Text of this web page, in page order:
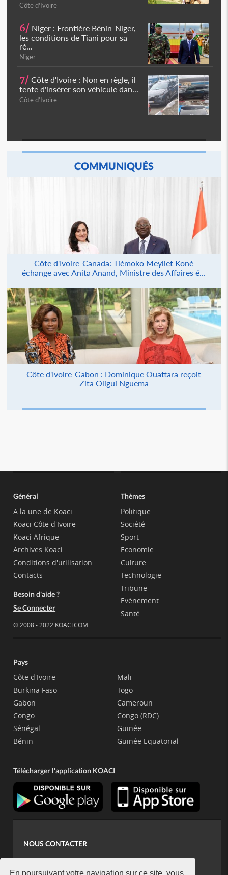
En poursuivant votre navigation sur ce site, vous
Côte d'Ivoire
6/ Niger : Frontière Bénin-Niger,
les conditions de Tiani pour sa
ré...
Niger
7/ Côte d'Ivoire : Non en règle, il
tente d'insérer son véhicule dan...
Côte d'Ivoire
COMMUNIQUÉS
Côte d'Ivoire-Canada: Tiémoko Meyliet Koné
échange avec Anita Anand, Ministre des Affaires é...
Côte d'Ivoire-Gabon : Dominique Ouattara reçoit
Zita Oligui Nguema
Général
A la une de Koaci
Koaci Côte d'Ivoire
Koaci Afrique
Archives Koaci
Conditions d'utilisation
Contacts
Besoin d'aide ?
Se Connecter
© 2008 - 2022 KOACI.COM
Thèmes
Politique
Société
Sport
Economie
Culture
Technologie
Tribune
Evènement
Santé
Pays
Côte d'Ivoire
Burkina Faso
Gabon
Congo
Sénégal
Bénin
Mali
Togo
Cameroun
Congo (RDC)
Guinée
Guinée Equatorial
Télécharger l'application KOACI
NOUS CONTACTER